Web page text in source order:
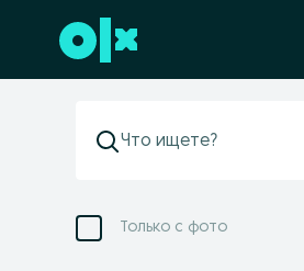
Перейти к нижнему колонтитулу
Только с фото